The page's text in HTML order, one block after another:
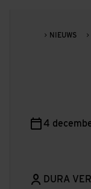
NIEUWS
4
DURA